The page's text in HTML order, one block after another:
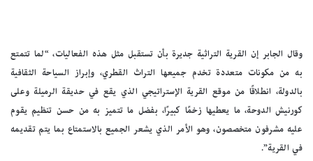
وقال الجابر إن القرية التراثية جديرة بأن تستقبل مثل هذه الفعاليات، “لما تتمتع
به من مكونات متعددة تخدم جميعها التراث القطري، وإبراز السياحة الثقافية
بالدولة، انطلاقًا من موقع القرية الإستراتيجي الذي يقع في حديقة الرميلة وعلى
كورنيش الدوحة، ما يعطيها زخمًا كبيرًا، بفضل ما تتميز به من حسن تنظيم يقوم
عليه مشرفون متخصصون، وهو الأمر الذي يشعر الجميع بالاستمتاع بما يتم تقديمه
في القرية”.